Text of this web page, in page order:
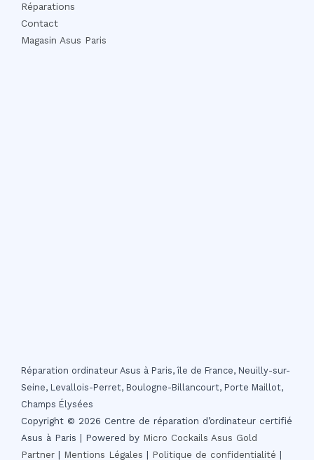
Réparations
Contact
Magasin Asus Paris
Réparation ordinateur Asus à Paris, île de France, Neuilly-sur-
Seine, Levallois-Perret, Boulogne-Billancourt, Porte Maillot,
Champs Élysées
Copyright © 2026 Centre de réparation d’ordinateur certifié
Asus à Paris | Powered by Micro Cockails Asus Gold
Partner
Mentions Légales Politique de confidentialité